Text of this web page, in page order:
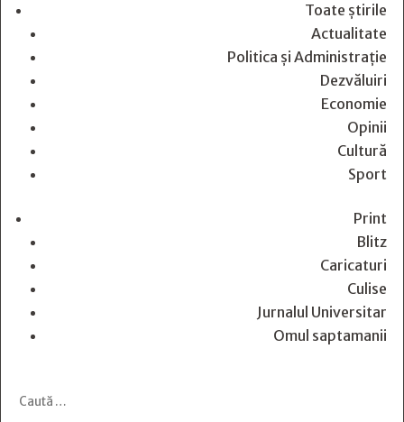
Toate știrile
Actualitate
Politica și Administrație
Dezvăluiri
Economie
Opinii
Cultură
Sport
Print
Blitz
Caricaturi
Culise
Jurnalul Universitar
Omul saptamanii